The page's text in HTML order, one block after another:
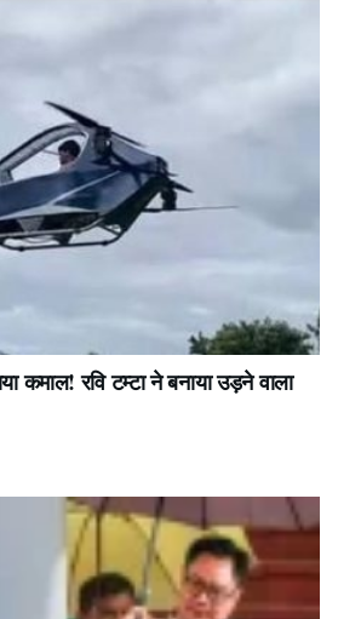
कमाल! रवि टम्टा ने बनाया उड़ने वाला